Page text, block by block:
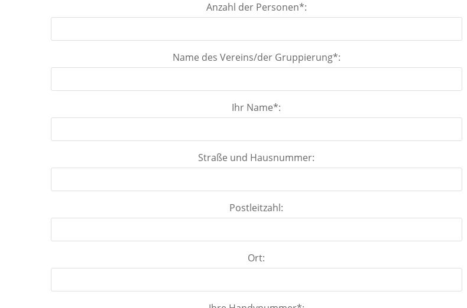
Anzahl der Personen*:
Name des Vereins/der Gruppierung*:
Ihr Name*:
Straße und Hausnummer:
Postleitzahl:
Ort: